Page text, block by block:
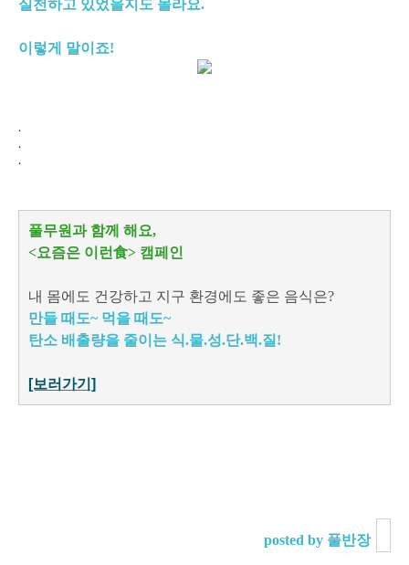
실천하고 있었을지도 몰라요.
이렇게 말이죠!
.
.
.
풀무원과 함께 해요,
<요즘은 이런食> 캠페인
내 몸에도 건강하고 지구 환경에도 좋은 음식은?
만들 때도~ 먹을 때도~
탄소 배출량을 줄이는 식.물.성.단.백.질!
[보러가기]
posted by 풀반장